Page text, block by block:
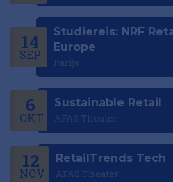
14
SEP
Studiereis: NRF
Europe
Parijs
6
OKT
Sustainable Retail
AFAS Theater
12
NOV
RetailTrends Tech
AFAS Theater